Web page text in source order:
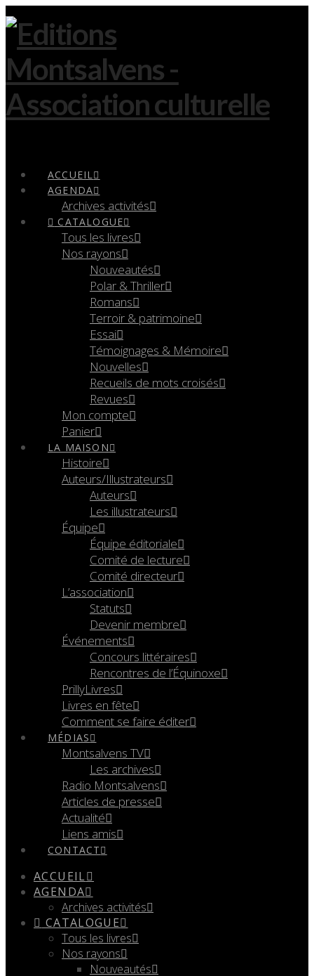
ACCUEIL
AGENDA
Archives activités
CATALOGUE
Tous les livres
Nos rayons
Nouveautés
Polar & Thriller
Romans
Terroir & patrimoine
Essai
Témoignages & Mémoire
Nouvelles
Recueils de mots croisés
Revues
Mon compte
Panier
LA MAISON
Histoire
Auteurs/Illustrateurs
Auteurs
Les illustrateurs
Équipe
Équipe éditoriale
Comité de lecture
Comité directeur
L’association
Statuts
Devenir membre
Événements
Concours littéraires
Rencontres de l’Équinoxe
PrillyLivres
Livres en fête
Comment se faire éditer
MÉDIAS
Montsalvens TV
Les archives
Radio Montsalvens
Articles de presse
Actualité
Liens amis
CONTACT
ACCUEIL
AGENDA
Archives activités
CATALOGUE
Tous les livres
Nos rayons
Nouveautés